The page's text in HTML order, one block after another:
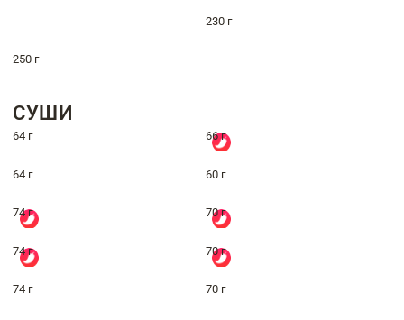
230 г
250 г
СУШИ
64 г 66 г
64 г 60 г
74 г 70 г
74 г 70 г
74 г 70 г